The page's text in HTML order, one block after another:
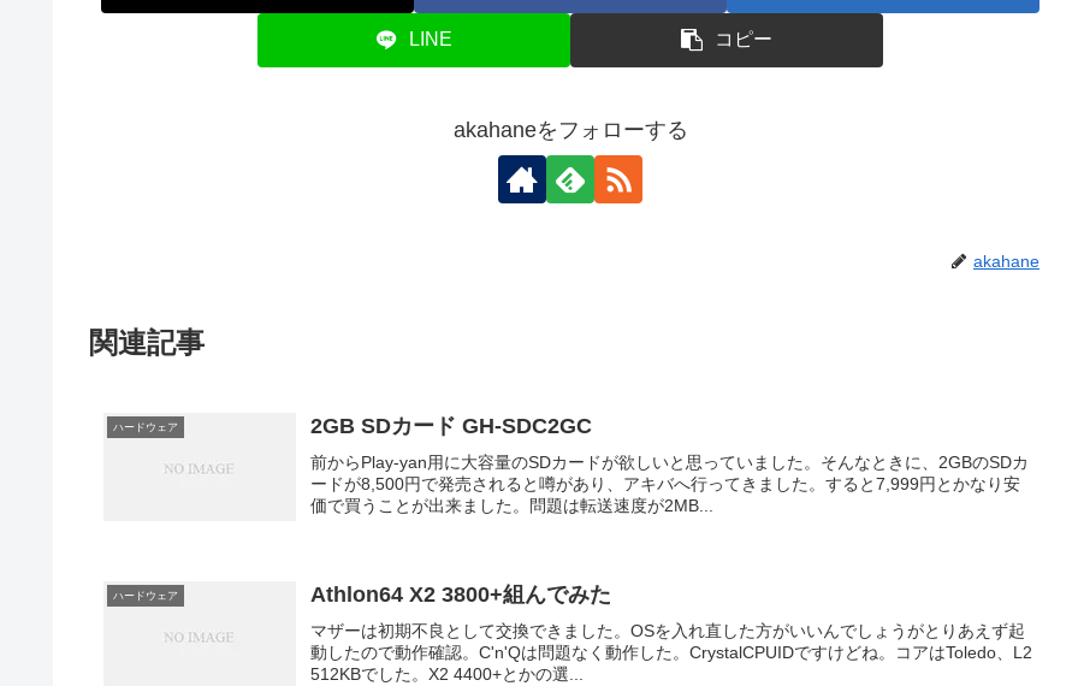
LINE コピー
akahaneをフォローする
akahane
関連記事
ハードウェア 2GB SDカード GH-SDC2GC
前からPlay-yan用に大容量のSDカードが欲しいと思っていました。そんなときに、2GBのSDカ
ードが8,500円で発売されると噂があり、アキバへ行ってきました。すると7,999円とかなり安
価で買うことが出来ました。問題は転送速度が2MB...
ハードウェア Athlon64 X2 3800+組んでみた
マザーは初期不良として交換できました。OSを入れ直した方がいいんでしょうがとりあえず起
動したので動作確認。C'n'Qは問題なく動作した。CrystalCPUIDですけどね。コアはToledo、L2
512KBでした。X2 4400+とかの選...